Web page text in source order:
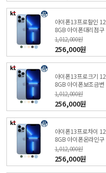
아이폰13프로할인 12
8GB 아이폰대리점구
매 (특가폰 신청) KT본
사직영점
1,012,000원
256,000원
아이폰13프로크기 12
8GB 아이폰보조금변
경 (특가폰 신청) KT샵
직영점
1,012,000원
256,000원
아이폰13프로차이 12
8GB 아이폰온라인구
매 (특가폰 신청) KT직
영샵
1,012,000원
256,000원